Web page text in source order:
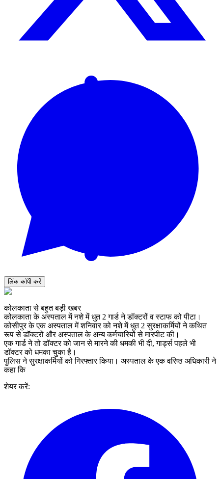
लिंक कॉपी करें
कोलकाता से बहुत बड़ी खबर
कोलकाता के अस्पताल में नशे में धुत 2 गार्ड ने डॉक्टरों व स्टाफ को पीटा।
कोसीपुर के एक अस्पताल में शनिवार को नशे में धुत 2 सुरक्षाकर्मियों ने कथित
रूप से डॉक्टरों और अस्पताल के अन्य कर्मचारियों से मारपीट की।
एक गार्ड ने तो डॉक्टर को जान से मारने की धमकी भी दी, गार्ड्स पहले भी
डॉक्टर को धमका चुका है।
पुलिस ने सुरक्षाकर्मियों को गिरफ्तार किया। अस्पताल के एक वरिष्ठ अधिकारी ने
कहा कि
शेयर करें: